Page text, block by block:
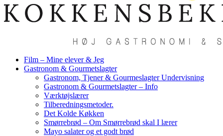
Film – Mine elever & Jeg
Gastronom & Gourmetslagter
Gastronom, Tjener & Gourmeslagter Undervisning
Gastronom & Gourmetslagter – Info
Værktøjslærer
Tilberedningsmetoder.
Det Kolde Køkken
Smørrebrød – Om Smørrebrød skal I lærer
Mayo salater og et godt brød